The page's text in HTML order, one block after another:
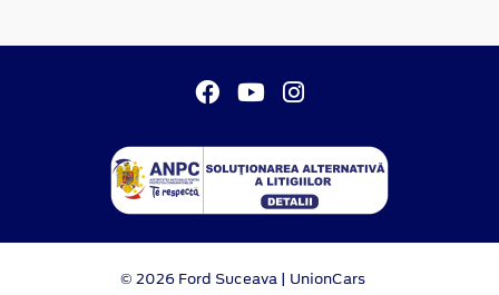
© 2026 Ford Suceava | UnionCars